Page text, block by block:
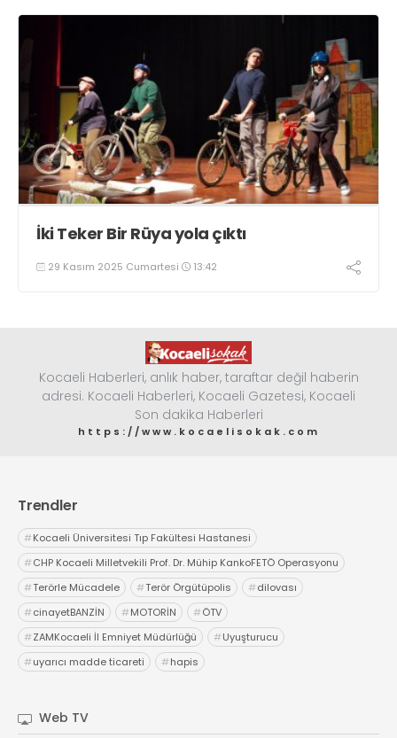
İki Teker Bir Rüya yola çıktı
29 Kasım 2025 Cumartesi 13:42
Kocaeli Haberleri, anlık haber, taraftar değil haberin
adresi. Kocaeli Haberleri, Kocaeli Gazetesi, Kocaeli
Son dakika Haberleri
https://www.kocaelisokak.com
Trendler
#Kocaeli Üniversitesi Tıp Fakültesi Hastanesi
#CHP Kocaeli Milletvekili Prof. Dr. Mühip KankoFETÖ Operasyonu
#Terörle Mücadele #Terör Örgütüpolis #dilovası
#cinayetBANZİN #MOTORİN #ÖTV
#ZAMKocaeli İl Emniyet Müdürlüğü #Uyuşturucu
#uyarıcı madde ticareti #hapis
Web TV